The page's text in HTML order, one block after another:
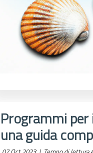
Programmi per
una guida